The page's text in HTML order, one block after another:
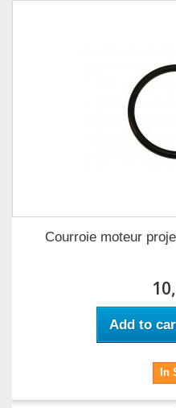
Courroie moteur
Add to
In